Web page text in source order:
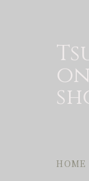
HOME